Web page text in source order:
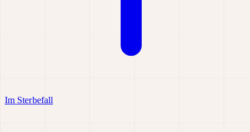
Im Sterbefall